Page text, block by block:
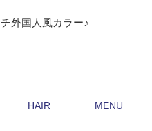
外国人風カラー♪
HAIR MENU